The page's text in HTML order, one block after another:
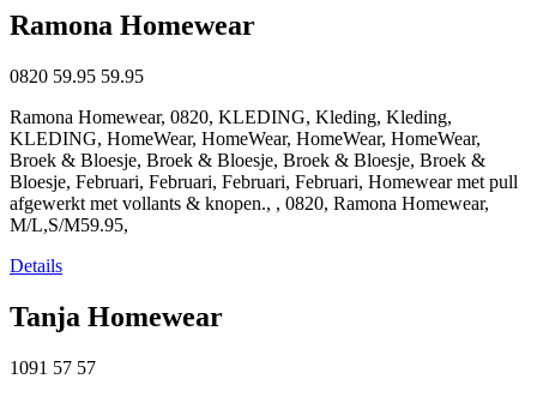
Ramona Homewear
0820 59.95 59.95
Ramona Homewear, 0820, KLEDING, Kleding, Kleding,
KLEDING, HomeWear, HomeWear, HomeWear, HomeWear,
Broek & Bloesje, Broek & Bloesje, Broek & Bloesje, Broek &
Bloesje, Februari, Februari, Februari, Februari, Homewear met pull
afgewerkt met vollants & knopen., , 0820, Ramona Homewear,
M/L,S/M59.95,
Details
Tanja Homewear
1091 57 57